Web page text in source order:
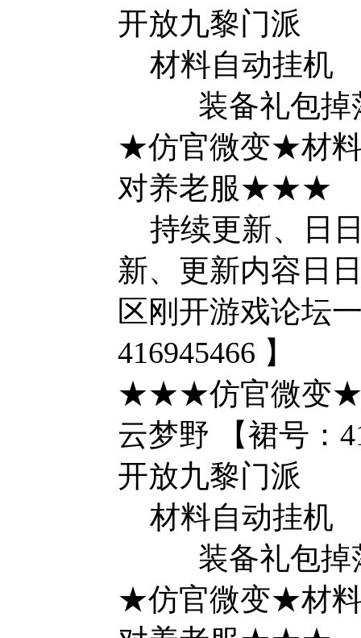
开放九黎门派
材料自动挂机
装备礼包掉
★仿官微变★材料
对养老服★★★
持续更新、日
新、更新内容
区刚开游戏论坛
416945466 】
★★★仿官微变
云梦野 【裙号：
开放九黎门派
材料自动挂机
装备礼包掉
★仿官微变★材料